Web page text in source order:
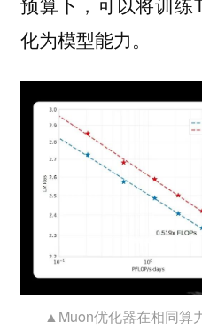
化为模型能力。
▲Muon优化器在相同算